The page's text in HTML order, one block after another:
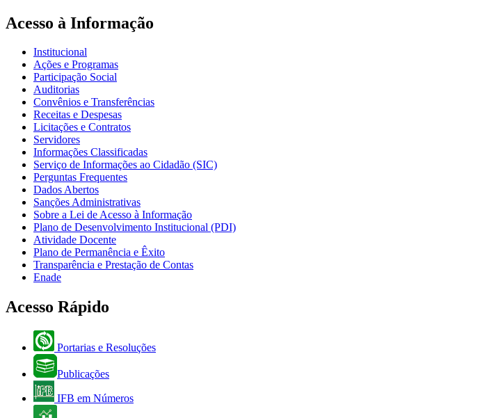
Acesso à Informação
Institucional
Ações e Programas
Participação Social
Auditorias
Convênios e Transferências
Receitas e Despesas
Licitações e Contratos
Servidores
Informações Classificadas
Serviço de Informações ao Cidadão (SIC)
Perguntas Frequentes
Dados Abertos
Sanções Administrativas
Sobre a Lei de Acesso à Informação
Plano de Desenvolvimento Institucional (PDI)
Atividade Docente
Plano de Permanência e Êxito
Transparência e Prestação de Contas
Enade
Acesso Rápido
Portarias e Resoluções
Publicações
IFB em Números